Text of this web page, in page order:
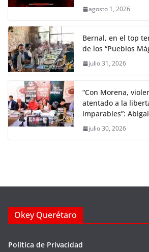
agosto 1, 2026
Bernal, en el top
de los “Pueblos
julio 31, 2026
“Con Morena,
atentado a la
imparables”:
julio 30, 2026
Okey Querétaro
Política de Privacidad